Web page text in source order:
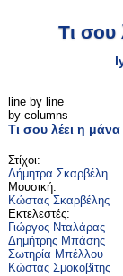
Τι σου
line by line
by columns
Τι σου λέει η
Στίχοι:
Δήμητρα Σκαρβέλη
Μουσική:
Κώστας Σκαρβέλης
Εκτελεστές:
Γιώργος Νταλάρας
Δημήτρης Μπάσης
Σωτηρία Μπέλλου
Κώστας Σμοκοβίτης